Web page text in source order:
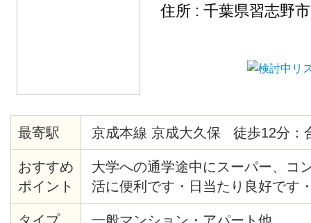
住所 : 千葉県習志野
最寄駅 京成本線 京成大久保 徒歩12分：
おすすめ
ポイント
大学への通学途中にスーパー、コ
活に便利です・日当たり良好です